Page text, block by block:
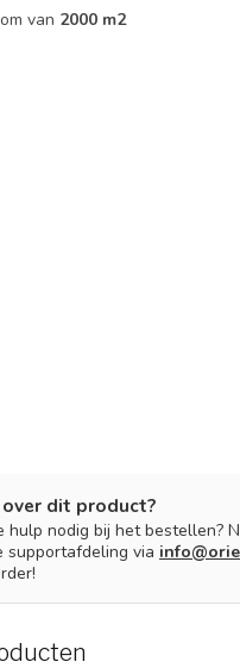
van 2000 m2
dit product?
hulp nodig bij het bestellen?
supportafdeling via